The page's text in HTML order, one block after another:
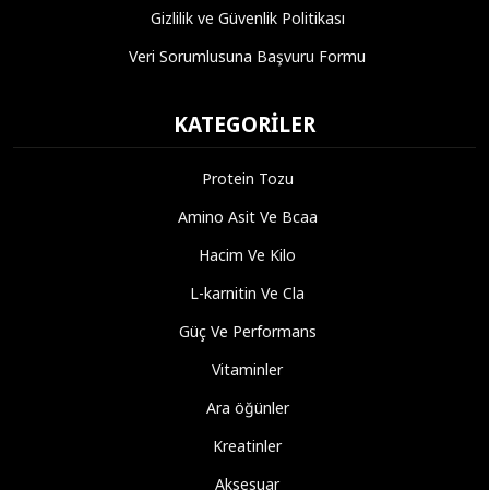
Gizlilik ve Güvenlik Politikası
Veri Sorumlusuna Başvuru Formu
KATEGORILER
Protein Tozu
Amino Asit Ve Bcaa
Hacim Ve Kilo
L-karnitin Ve Cla
Güç Ve Performans
Vitaminler
Ara öğünler
Kreatinler
Aksesuar